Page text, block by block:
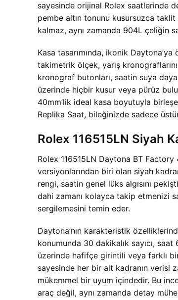
sayesinde orijinal Rolex saatlerinde
pembe altın tonunu kusursuzca
kalmaz, aynı zamanda 904L çeliğin
Kasa tasarımında, ikonik
takimetrik ölçek, yarış
kronograf butonları, saatin suya
üzerinde hiçbir kusur veya pürüz
40mm’lik ideal kasa boyutuyla
Replika Saat, bileğinizde sadece
Rolex 116515LN Siyah
Rolex 116515LN Daytona BT Factory
versiyonlarından biri olan siyah
rengi, saatin genel lüks algısını
dahi zamanı kolayca takip etmenizi
sergilemesini temin eder.
Daytona’nın karakteristik
konumunda 30 dakikalık sayıcı,
üzerinde hafifçe girintili veya farklı
sayesinde her bir alt kadranın verisi
mükemmel bir uyum içindedir. Bu
araç değil, aynı zamanda detay